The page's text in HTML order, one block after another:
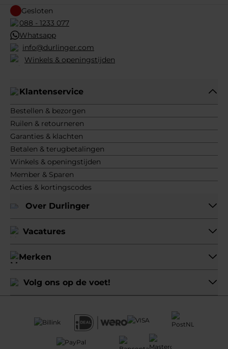
Gesloten
088 - 1233 077
Whatsapp
info@durlinger.com
Winkels & openingstijden
Klantenservice
Bestellen & bezorgen
Ruilen & retourneren
Garanties & klachten
Betalen & terugbetalingen
Winkels & openingstijden
Member & Sparen
Acties & kortingscodes
Over Durlinger
Vacatures
Merken
Volg ons op de voet!